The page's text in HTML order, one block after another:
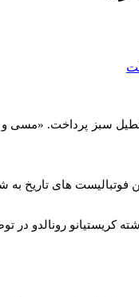
سبز پرداخت. «مسی و
کریستیانو رونالدو